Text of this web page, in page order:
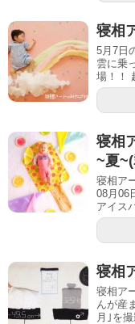
寝相
5月7日
雲に乗
場！！
寝相
~夏
寝相ア
08月06
アイス
寝相
寝相ア
んが産
月｣を